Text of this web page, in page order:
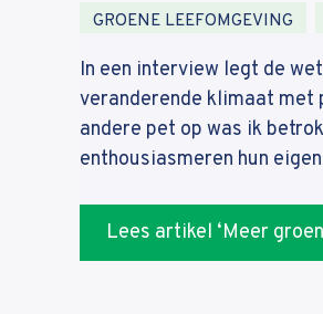
Tags
GROENE LEEFOMGEVING
In een interview legt de
veranderende klimaat met
andere pet op was ik
enthousiasmeren hun
Lees artikel ‘Meer